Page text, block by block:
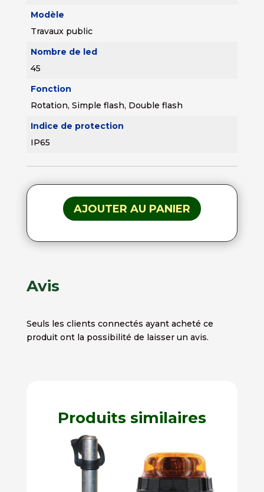
Modèle
Travaux public
Nombre de led
45
Fonction
Rotation, Simple flash, Double flash
Indice de protection
IP65
AJOUTER AU PANIER
Avis
Seuls les clients connectés ayant acheté ce
produit ont la possibilité de laisser un avis.
Produits similaires